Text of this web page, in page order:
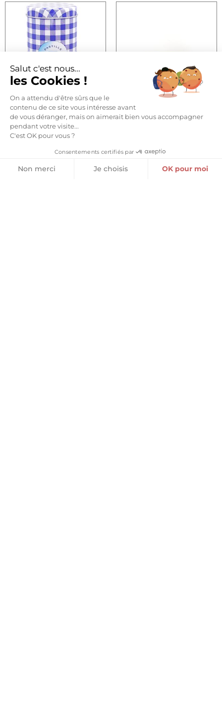
PASTILLES VICHY SOURCE –
MENTHE
9,95€
PÂTÉ DE BŒUF SALERS
LIQUEUR DE GENTIANE
Salut c'est nous...
les Cookies !
On a attendu d'être sûrs que le
contenu de ce site vous intéresse avant
de vous déranger, mais on aimerait bien vous accompagner
pendant votre visite...
C'est OK pour vous ?
Consentements certifiés par
Non merci Je choisis OK pour moi